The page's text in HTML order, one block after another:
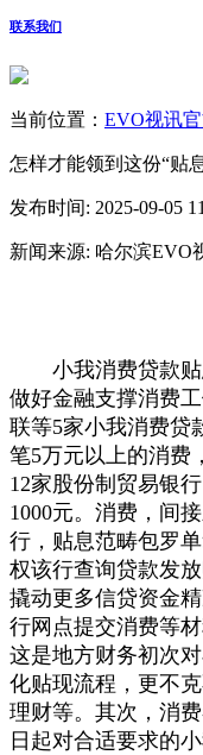
联系我们
当前位置： EVO视讯
怎样才能领到这份“贴
发布时间: 2025-09-05
新闻来源: 哈尔滨EVO
小我消费贷款贴
做好金融支撑消费
联等5家小我消费贷
笔5万元以上的消费
12家股份制贸易银
1000元。消费，间
行，贴息范畴包罗
权该行查询贷款发
撬动更多信贷资金
行网点提交消费等
这是地方财务初次
化贴现流程，更不
理财等。其次，消
日起对合适要求的